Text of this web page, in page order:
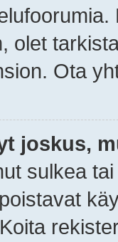
olet
Ota
joskus,
sulkea